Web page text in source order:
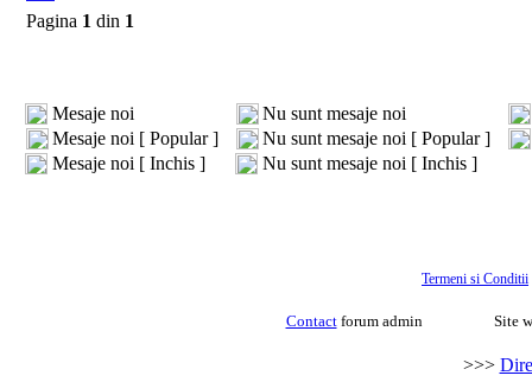
Pagina 1 din 1
Mesaje noi
Nu sunt mesaje noi
Mesaje noi [ Popular ]
Nu sunt mesaje noi [ Popular ]
Mesaje noi [ Inchis ]
Nu sunt mesaje noi [ Inchis ]
Termeni si Conditii
Contactforum admin Site
>>>